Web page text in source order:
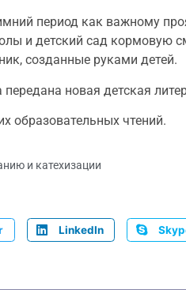
период как важному
и детский сад кормовую
созданные руками детей.
новая детская
образовательных чтений.
и катехизации
LinkedIn